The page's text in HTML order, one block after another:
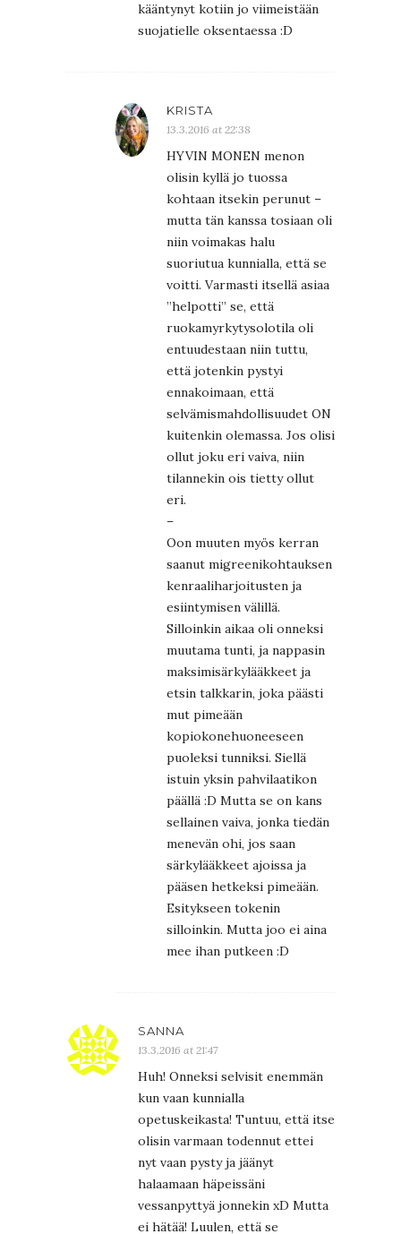
kääntynyt kotiin jo viimeistään
suojatielle oksentaessa :D
KRISTA
13.3.2016 at 22:38
HYVIN MONEN menon
olisin kyllä jo tuossa
kohtaan itsekin perunut –
mutta tän kanssa tosiaan oli
niin voimakas halu
suoriutua kunnialla, että se
voitti. Varmasti itsellä asiaa
”helpotti” se, että
ruokamyrkytysolotila oli
entuudestaan niin tuttu,
että jotenkin pystyi
ennakoimaan, että
selvämismahdollisuudet ON
kuitenkin olemassa. Jos olisi
ollut joku eri vaiva, niin
tilannekin ois tietty ollut
eri.
–
Oon muuten myös kerran
saanut migreenikohtauksen
kenraaliharjoitusten ja
esiintymisen välillä.
Silloinkin aikaa oli onneksi
muutama tunti, ja nappasin
maksimisärkylääkkeet ja
etsin talkkarin, joka päästi
mut pimeään
kopiokonehuoneeseen
puoleksi tunniksi. Siellä
istuin yksin pahvilaatikon
päällä :D Mutta se on kans
sellainen vaiva, jonka tiedän
menevän ohi, jos saan
särkylääkkeet ajoissa ja
pääsen hetkeksi pimeään.
Esitykseen tokenin
silloinkin. Mutta joo ei aina
mee ihan putkeen :D
SANNA
13.3.2016 at 21:47
Huh! Onneksi selvisit enemmän
kun vaan kunnialla
opetuskeikasta! Tuntuu, että itse
olisin varmaan todennut ettei
nyt vaan pysty ja jäänyt
halaamaan häpeissäni
vessanpyttyä jonnekin xD Mutta
ei hätää! Luulen, että se